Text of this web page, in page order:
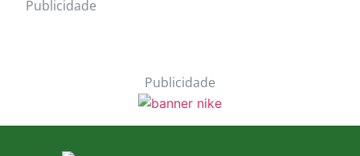
Publicidade
Publicidade